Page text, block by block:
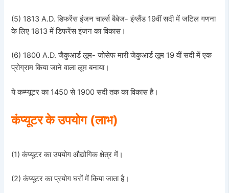
(5) 1813 A.D. डिफरेंस इंजन चार्ल्स बैबेज- इंग्लैंड 19वीं सदी में जटिल गणना
के लिए 1813 में डिफरेंस इंजन का विकास।
(6) 1800 A.D. जैकुआर्ड लूम- जोसेफ मारी जेकुआर्ड लूम 19 वीं सदी में एक
प्रोग्राम किया जाने वाला लूम बनाया।
ये कम्प्यूटर का 1450 से 1900 सदी तक का विकास है।
कंप्यूटर के उपयोग (लाभ)
(1) कंप्यूटर का उपयोग औद्योगिक क्षेत्र में।
(2) कंप्यूटर का प्रयोग घरों में किया जाता है।